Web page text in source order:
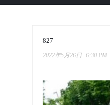
827
2022年5月26日 6:30 PM